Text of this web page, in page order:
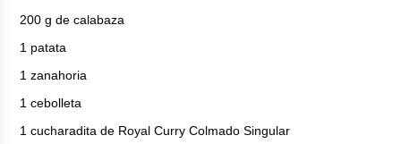
200 g de calabaza
1 patata
1 zanahoria
1 cebolleta
1 cucharadita de Royal Curry Colmado Singular